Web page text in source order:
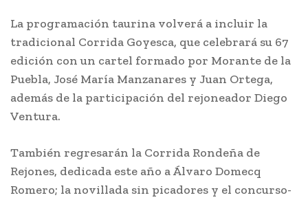
La programación taurina volverá a incluir la
tradicional Corrida Goyesca, que celebrará su 67
edición con un cartel formado por Morante de la
Puebla, José María Manzanares y Juan Ortega,
además de la participación del rejoneador Diego
Ventura.
También regresarán la Corrida Rondeña de
Rejones, dedicada este año a Álvaro Domecq
Romero; la novillada sin picadores y el concurso-